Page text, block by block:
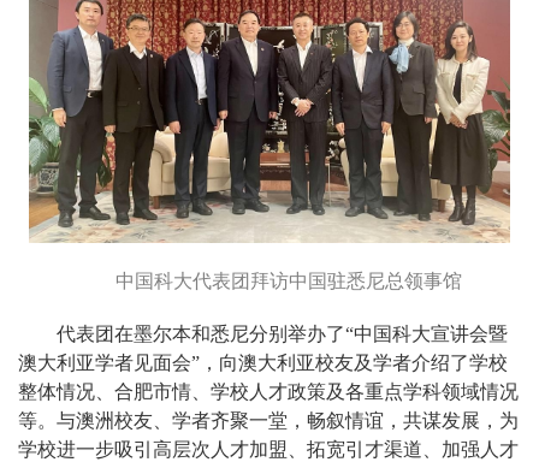
中国科大代表团拜访中国驻悉尼总领事馆
代表团在墨尔本和悉尼分别举办了“中国科大宣讲会暨
澳大利亚学者见面会”，向澳大利亚校友及学者介绍了学校
整体情况、合肥市情、学校人才政策及各重点学科领域情况
等。与澳洲校友、学者齐聚一堂，畅叙情谊，共谋发展，为
学校进一步吸引高层次人才加盟、拓宽引才渠道、加强人才